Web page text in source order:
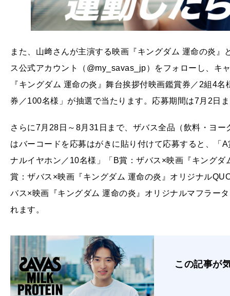
また、山﨑さんが主演する映画『キングダム 運命の炎
ス公式アカウント（@my_savas_jp）をフォローし、キ
『キングダム 運命の炎』舞台挨拶付映画鑑賞券／2組4
券／100名様」が抽選で当たります。応募期間は7月2日
さらに7月28日～8月31日まで、ザバス全品（飲料・ヨ
はバーコードを応募はがきに貼り付けて応募すると、「
ナルイヤホン／10名様」「B賞：ザバス×映画『キング
賞：ザバス×映画『キングダム 運命の炎』オリジナル
バス×映画『キングダム 運命の炎』オリジナルマフラー
れます。
この記事が